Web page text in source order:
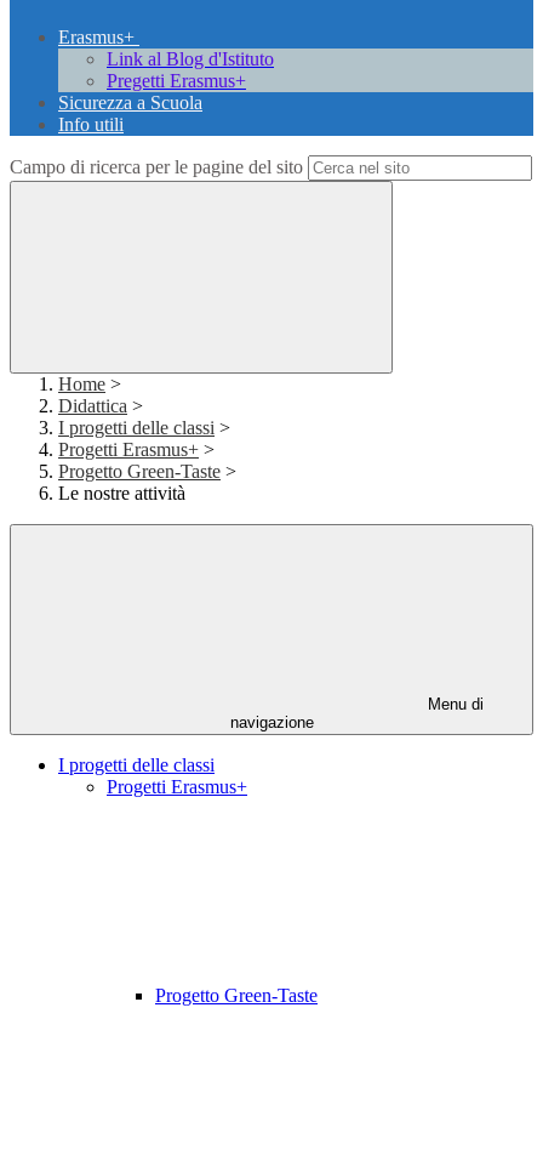
Erasmus+
Link al Blog d'Istituto
Pregetti Erasmus+
Sicurezza a Scuola
Info utili
Campo di ricerca per le pagine del sito
Home >
Didattica >
I progetti delle classi >
Progetti Erasmus+ >
Progetto Green-Taste >
Le nostre attività
Menu di
navigazione
I progetti delle classi
Progetti Erasmus+
Progetto Green-Taste